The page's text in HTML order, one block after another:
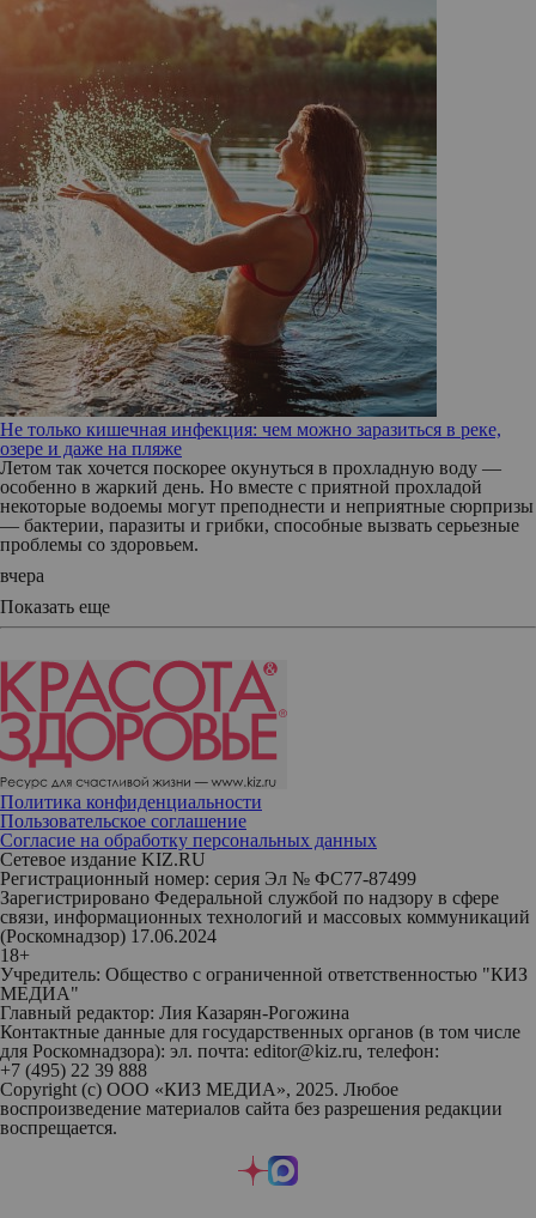
Не только кишечная инфекция: чем можно заразиться в реке,
озере и даже на пляже
Летом так хочется поскорее окунуться в прохладную воду —
особенно в жаркий день. Но вместе с приятной прохладой
некоторые водоемы могут преподнести и неприятные сюрпризы
— бактерии, паразиты и грибки, способные вызвать серьезные
проблемы со здоровьем.
вчера
Показать еще
Политика конфиденциальности
Пользовательское соглашение
Согласие на обработку персональных данных
Сетевое издание KIZ.RU
Регистрационный номер: серия Эл № ФС77-87499
Зарегистрировано Федеральной службой по надзору в сфере
связи, информационных технологий и массовых коммуникаций
(Роскомнадзор) 17.06.2024
18+
Учредитель: Общество с ограниченной ответственностью "КИЗ
МЕДИА"
Главный редактор: Лия Казарян-Рогожина
Контактные данные для государственных органов (в том числе
для Роскомнадзора): эл. почта: editor@kiz.ru, телефон:
+7 (495) 22 39 888
Copyright (с) ООО «КИЗ МЕДИА», 2025. Любое
воспроизведение материалов сайта без разрешения редакции
воспрещается.